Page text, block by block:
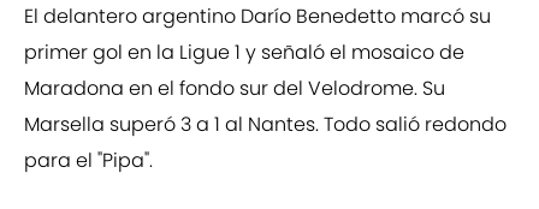
El delantero argentino Darío Benedetto marcó su
primer gol en la Ligue 1 y señaló el mosaico de
Maradona en el fondo sur del Velodrome. Su
Marsella superó 3 a 1 al Nantes. Todo salió redondo
para el "Pipa".